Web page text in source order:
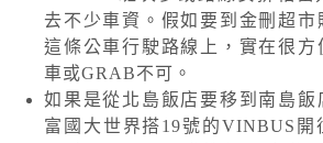
去不少車資。假如要到金刪超市
這條公車行駛路線上，實在很方
車或GRAB不可。
如果是從北島飯店要移到南島飯
富國大世界搭19號的VINBUS開